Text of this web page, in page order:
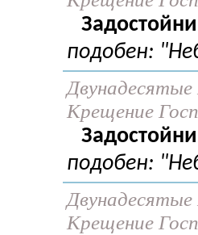
подобен:
Двунадесятые
Крещение
подобен:
Двунадесятые
Крещение